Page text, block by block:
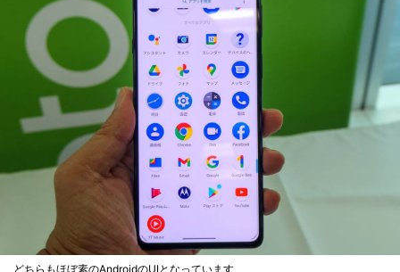
どちらもほぼ素のAndroidのUIとなっています